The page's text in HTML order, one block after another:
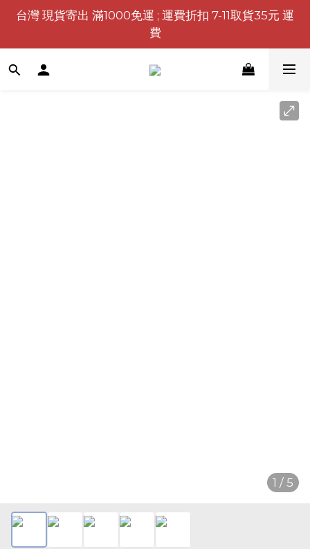
台灣 現貨寄出 滿1000免運 ; 運費折扣 7-11取貨35元 運
費
1 / 5